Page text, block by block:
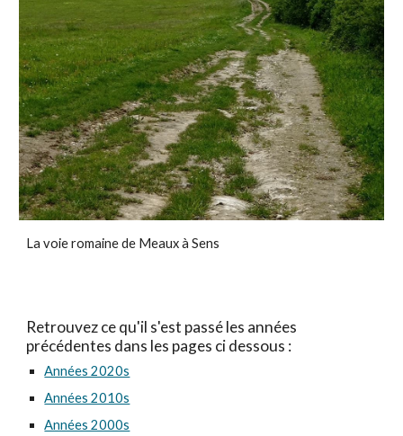
La voie romaine de Meaux à Sens
Retrouvez ce qu'il s'est passé les années
précédentes dans les pages ci dessous :
Années 2020s
Années 2010s
Années 2000s